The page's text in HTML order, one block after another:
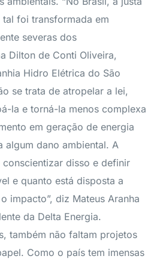
foi transformada em
severas dos
Dilton de Conti Oliveira,
Hidro Elétrica do São
se trata de atropelar a lei,
la e torná-la menos complexa
em geração de energia
algum dano ambiental. A
disso e definir
e quanto está disposta a
impacto”, diz Mateus Aranha
da Delta Energia.
também não faltam projetos
Como o país tem imensas